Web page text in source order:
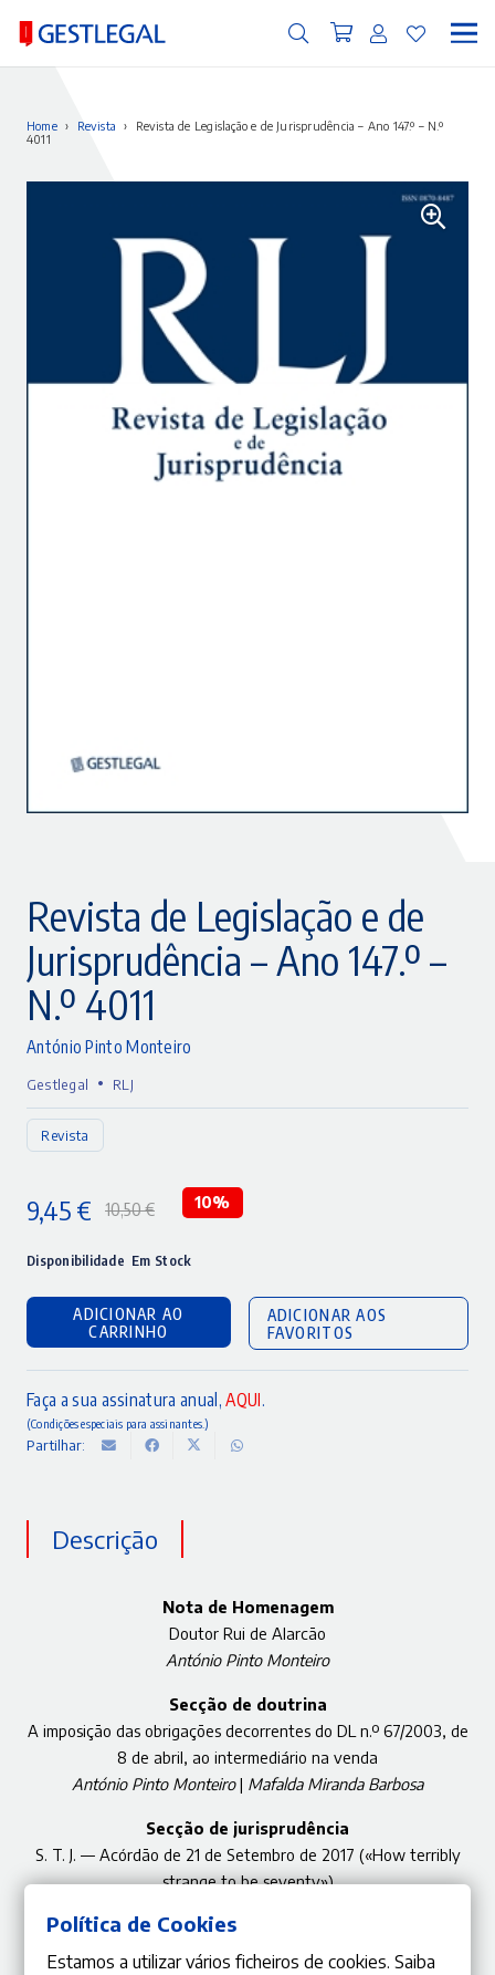
Home › Revista ›
Revista de Legislação e de Jurisprudência – Ano 147.º – N.º
4011
Revista de Legislação e de
Jurisprudência – Ano 147.º –
N.º 4011
António Pinto Monteiro
Gestlegal • RLJ
Revista
10,50€
preço
original
era:
10,50 €.
9,45 €
preço
atual
é:
9,45 €.
10%
Disponibilidade Em Stock
ADICIONAR AO
CARRINHO
ADICIONAR AOS
FAVORITOS
Faça a sua assinatura anual,AQUI.
(Condições especiais para assinantes.)
Partilhar:
Descrição
Nota de Homenagem
Doutor Rui de Alarcão
António Pinto Monteiro
Secção de doutrina
A imposição das obrigações decorrentes do DL n.º 67/2003, de
8 de abril, ao intermediário na venda
António Pinto Monteiro| Mafalda Miranda Barbosa
Secção de jurisprudência
S. T. J. — Acórdão de 21 de Setembro de 2017 («How terribly
strange to be seventy»)
Política de Cookies
Estamos a utilizar vários ficheiros de cookies. Saiba